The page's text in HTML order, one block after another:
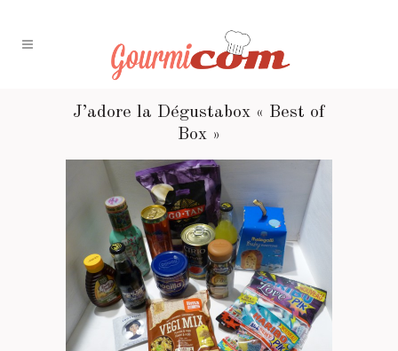
J’adore la Dégustabox « Best of
Box »